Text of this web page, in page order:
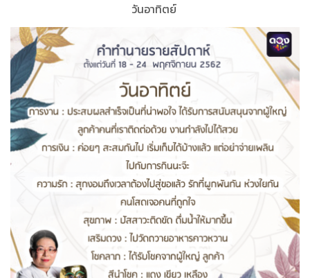
วันอาทิตย์